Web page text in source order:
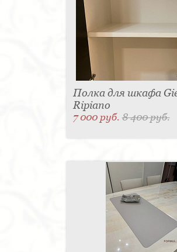
Полка для шкафа
Ripiano
7 000 руб.8 400 руб.